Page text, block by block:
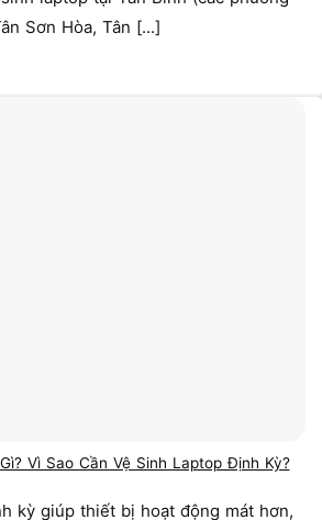
Sơn Hòa, Tân [...]
Vì Sao Cần Vệ Sinh Laptop Định Kỳ?
kỳ giúp thiết bị hoạt động mát hơn,